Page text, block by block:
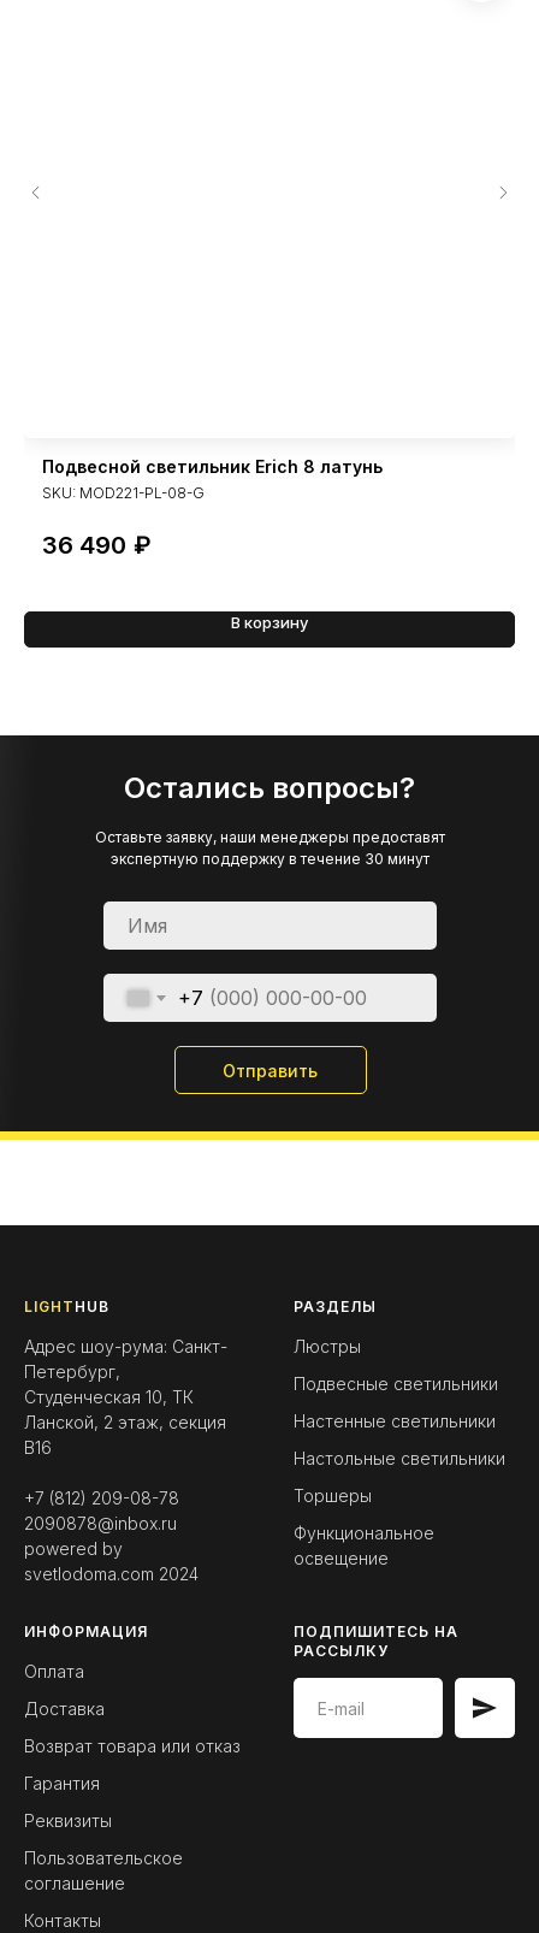
Подвесной светильник Erich 8 латунь
SKU: MOD221-PL-08-G
36 490 ₽
В корзину
Остались вопросы?
+7
Отправить
Оставьте заявку, наши менеджеры предоставят
экспертную поддержку в течение 30 минут
LIGHT HUB
Адрес шоу-рума: Санкт-
Петербург,
Студенческая 10, ТК
Ланской, 2 этаж, секция
B16
+7 (812) 209-08-78
2090878@inbox.ru
powered by
svetlodoma.com 2024
РАЗДЕЛЫ
Люстры
Подвесные светильники
Настенные светильники
Настольные светильники
Торшеры
Функциональное
освещение
ИНФОРМАЦИЯ
Оплата
Доставка
Возврат товара или отказ
Гарантия
Реквизиты
Пользовательское
соглашение
Контакты
ПОДПИШИТЕСЬ НА
РАССЫЛКУ